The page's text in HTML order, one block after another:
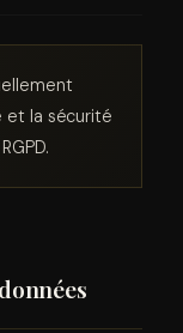
et la sécurité